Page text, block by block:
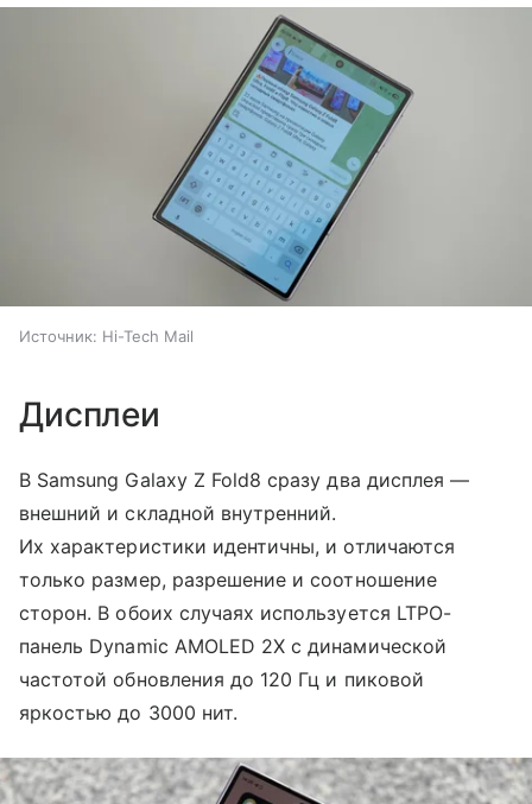
Источник: Hi-Tech Mail
Дисплеи
В Samsung Galaxy Z Fold8 сразу два дисплея —
внешний и складной внутренний.
Их характеристики идентичны, и отличаются
только размер, разрешение и соотношение
сторон. В обоих случаях используется LTPO-
панель Dynamic AMOLED 2X с динамической
частотой обновления до 120 Гц и пиковой
яркостью до 3000 нит.